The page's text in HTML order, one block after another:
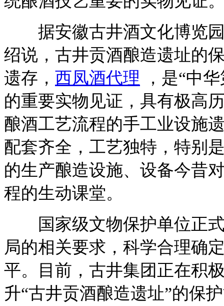
据安徽古井酒文化博览园
绍说，古井贡酒酿造遗址的
遗存， 西凤酒代理 ，是“中
的重要实物见证，具有极高
酿酒工艺流程的手工业设施
配套齐全，工艺独特，特别
的生产酿造设施、设备今昔
程的生动课堂。
国家级文物保护单位正式
局的相关要求，科学合理确
平。目前，古井集团正在积
升“古井贡酒酿造遗址”的保